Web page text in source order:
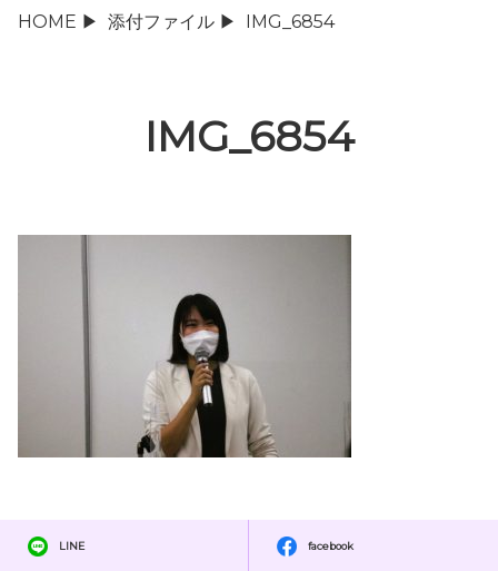
HOME ▶ 添付ファイル ▶ IMG_6854
IMG_6854
LINE facebook